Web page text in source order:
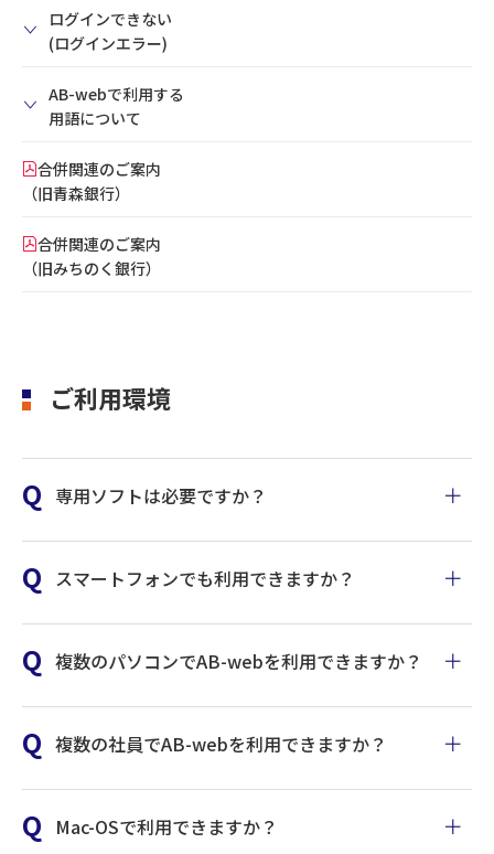
ログインできない
(ログインエラー)
AB-webで利用する
用語について
合併関連のご案内
（旧青森銀行）
合併関連のご案内
（旧みちのく銀行）
ご利用環境
専用ソフトは必要ですか？
スマートフォンでも利用できますか？
複数のパソコンでAB-webを利用できますか？
複数の社員でAB-webを利用できますか？
Mac-OSで利用できますか？